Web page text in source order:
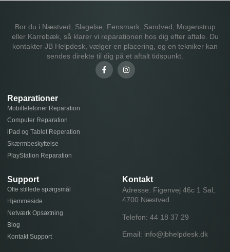
Bor du i Næstved, Slagelse, Fensmark, Sandved, Mogenstrup
eller Karrebæk, så klarer vi reparationen hos dig efter aftale. Du
kontakter JB Helpdesk, vælger en placering, og en tekniker kan
sendes direkte til dig på et aftalt tidspunkt.
Reparationer
Mobiltelefoner Reparation
Computer Reparation
iPad og Tablet Reperation
Skærmbeskyttelse
PlayStation Reparation
Support
Ofte stillede spørgsmål
Hjemmeside
Netværk Opsætning
Blog
Kontakt Support
Kontakt
Adresse: Figenvej 46c 1 Sal,
4700 Næstved.
Telefon: 44 18 37 29
Email: info@jbhelpdesk.dk